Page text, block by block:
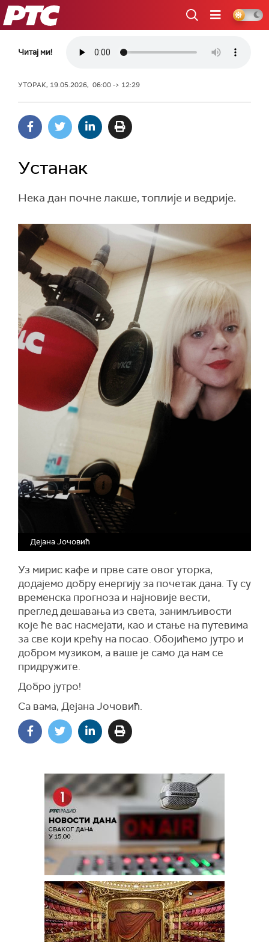
РТС
Читај ми!
УТОРАК, 19.05.2026, 06:00 -> 12:29
Устанак
Нека дан почне лакше, топлије и ведрије.
Дејана Јочовић
Уз мирис кафе и прве сате овог уторка,
додајемо добру енергију за почетак дана. Ту су
временска прогноза и најновије вести,
преглед дешавања из света, занимљивости
које ће вас насмејати, као и стање на путевима
за све који крећу на посао. Обојићемо јутро и
добром музиком, а ваше је само да нам се
придружите.
Добро јутро!
Са вама, Дејана Јочовић.